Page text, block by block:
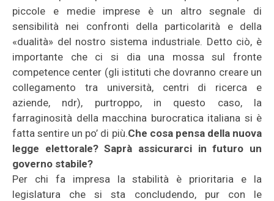
piccole e medie imprese è un altro segnale di
sensibilità nei confronti della particolarità e della
«dualità» del nostro sistema industriale. Detto ciò, è
importante che ci si dia una mossa sul fronte
competence center (gli istituti che dovranno creare un
collegamento tra università, centri di ricerca e
aziende, ndr), purtroppo, in questo caso, la
farraginosità della macchina burocratica italiana si è
fatta sentire un po’ di più.Che cosa pensa della nuova
legge elettorale? Saprà assicurarci in futuro un
governo stabile?
Per chi fa impresa la stabilità è prioritaria e la
legislatura che si sta concludendo, pur con le